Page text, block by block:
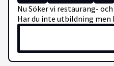
Nu Söker vi restaurang-
Har du inte utbildning men